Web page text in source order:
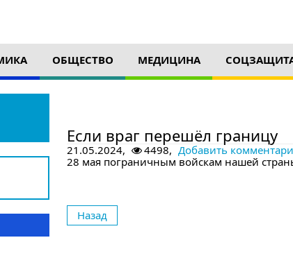
ОБЩЕСТВО МЕДИЦИНА
Если враг перешёл границу
21.05.2024, 4498, Добавить
28 мая пограничным войскам нашей
Назад